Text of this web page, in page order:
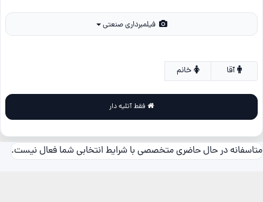
فیلمبرداری صنعتی
خانم
متاسفانه در حال حاضری متخصصی با شرایط انتخابی شما فعال نیست.